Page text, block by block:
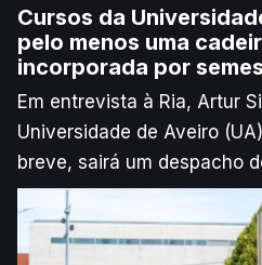
Cursos da
pelo menos uma
incorporada por
Em entrevista à Ria, Artur
Universidade de Aveiro
breve, sairá um despacho
pelo menos, “20%” das
cada curso devem passar
Artificial incorporada a